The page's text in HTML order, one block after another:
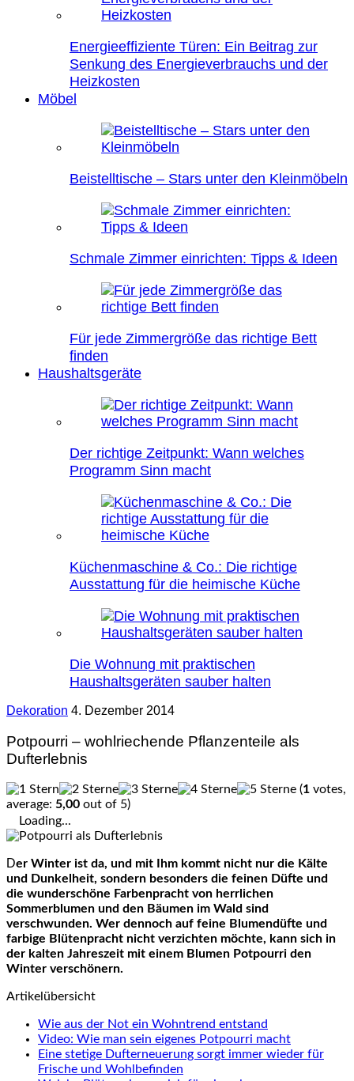
Energieeffiziente Türen: Ein Beitrag zur
Senkung des Energieverbrauchs und der
Heizkosten
Möbel
Beistelltische – Stars unter den Kleinmöbeln
Schmale Zimmer einrichten: Tipps & Ideen
Für jede Zimmergröße das richtige Bett
finden
Haushaltsgeräte
Der richtige Zeitpunkt: Wann welches
Programm Sinn macht
Küchenmaschine & Co.: Die richtige
Ausstattung für die heimische Küche
Die Wohnung mit praktischen
Haushaltsgeräten sauber halten
Dekoration 4. Dezember 2014
Potpourri – wohlriechende Pflanzenteile als
Dufterlebnis
(1 votes,
average: 5,00 out of 5)
Loading...
Der Winter ist da, und mit Ihm kommt nicht nur die Kälte
und Dunkelheit, sondern besonders die feinen Düfte und
die wunderschöne Farbenpracht von herrlichen
Sommerblumen und den Bäumen im Wald sind
verschwunden. Wer dennoch auf feine Blumendüfte und
farbige Blütenpracht nicht verzichten möchte, kann sich in
der kalten Jahreszeit mit einem Blumen Potpourri den
Winter verschönern.
Artikelübersicht
Wie aus der Not ein Wohntrend entstand
Video: Wie man sein eigenes Potpourri macht
Eine stetige Dufterneuerung sorgt immer wieder für
Frische und Wohlbefinden